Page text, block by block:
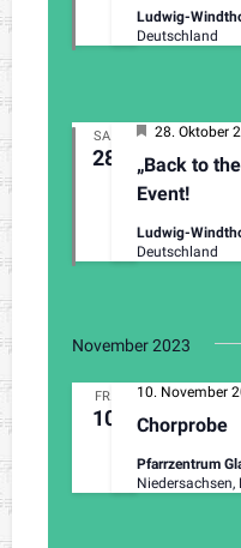
r
g
e
e
Ludwig-
Deutschland
SA.
28
„Back to
Event!
H
r
v
r
g
e
e
28. Oktober
Ludwig-
Deutschland
November 2023
FR.
10 Chorprobe
10. November
Pfarrzentrum
Niedersachsen,